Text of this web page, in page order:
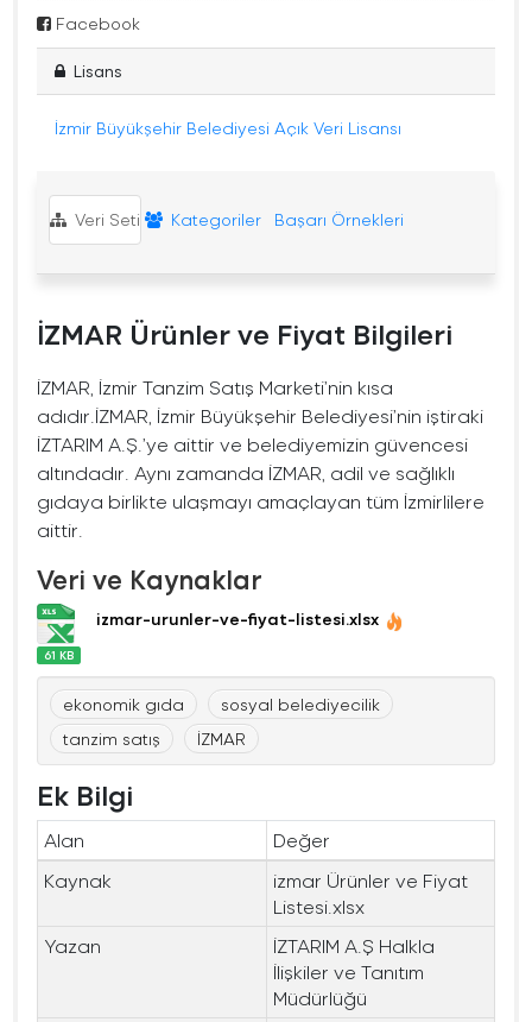
Facebook
Lisans
İzmir Büyükşehir Belediyesi Açık Veri Lisansı
Veri Seti Kategoriler Başarı Örnekleri
İZMAR Ürünler ve Fiyat Bilgileri
İZMAR, İzmir Tanzim Satış Marketi’nin kısa
adıdır.İZMAR, İzmir Büyükşehir Belediyesi’nin iştiraki
İZTARIM A.Ş.’ye aittir ve belediyemizin güvencesi
altındadır. Aynı zamanda İZMAR, adil ve sağlıklı
gıdaya birlikte ulaşmayı amaçlayan tüm İzmirlilere
aittir.
Veri ve Kaynaklar
izmar-urunler-ve-fiyat-listesi.xlsx
61 KB
ekonomik gıda
sosyal belediyecilik
tanzim satış
İZMAR
Ek Bilgi
Alan
Değer
Kaynak
izmar Ürünler ve Fiyat
Listesi.xlsx
Yazan
İZTARIM A.Ş Halkla
İlişkiler ve Tanıtım
Müdürlüğü